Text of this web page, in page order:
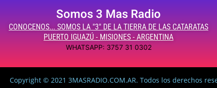
Somos 3 Mas Radio
CONOCENOS... SOMOS LA "3" DE LA TIERRA DE LAS CATARATAS
PUERTO IGUAZÚ - MISIONES - ARGENTINA
WHATSAPP: 3757 31 0302
Copyright © 2021 3MASRADIO.COM.AR. Todos los derechos